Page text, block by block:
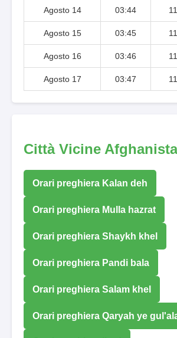
Agosto 14 03:44
Agosto 15 03:45
Agosto 16 03:46
Agosto 17 03:47
Città Vicine
Orari preghiera Kalan deh
Orari preghiera Mulla hazrat
Orari preghiera Shaykh khel
Orari preghiera Pandi bala
Orari preghiera Salam khel
Orari preghiera Qaryah ye